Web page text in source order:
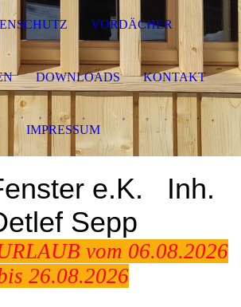
e.K. Inh.
Sepp
vom 06.08.2026
26.08.2026
VORDÄCHER
DOWNLOADS KONTAKT
IMPRESSUM